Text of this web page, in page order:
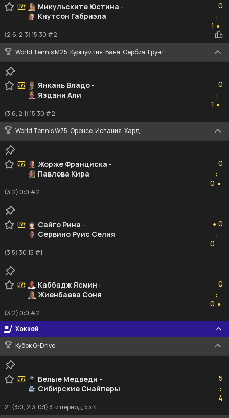
Микульските Юстина -
Кнутсон Габриэла
0
:
1 ●
(2:6, 2:3) 15:30 #2
World Tennis M25. Куршумлия-Баня. Сербия. Грунт
Янкань Владо -
Яздани Али
0
:
1 ●
(3:6, 2:1) 15:30 #2
World Tennis W75. Оренсе. Испания. Хард
Жорже Франциска -
Павлова Кира
0
:
0 ●
(3:2) 0:0 #2
Сайго Рина -
Сервино Руис Селия
● 0
:
0
(3:5) 30:15 #1
Каббадж Ясмин -
Жиенбаева Соня
0
:
0 ●
(3:2) 0:0 #2
Хоккей
Кубок G-Drive
Белые Медведи -
Сибирские Снайперы
5
:4
4
2" (3:0, 2:3, 0:1) 3-й период, 5 x 4